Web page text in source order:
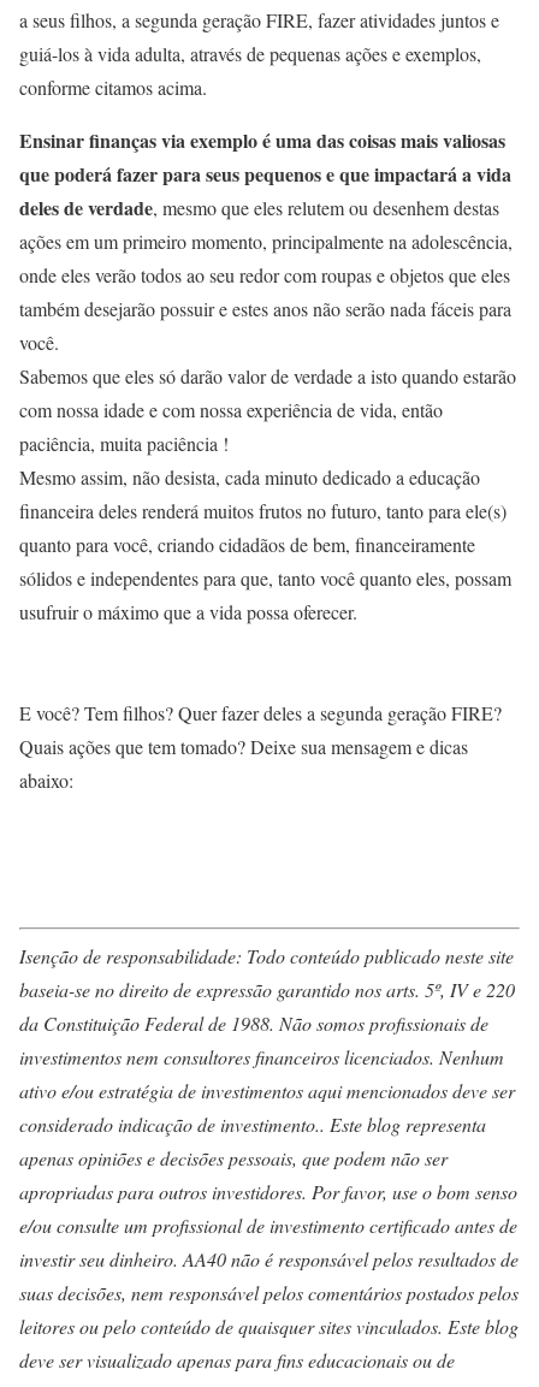
a seus filhos, a segunda geração FIRE, fazer atividades juntos e
guiá-los à vida adulta, através de pequenas ações e exemplos,
conforme citamos acima.
Ensinar finanças via exemplo é uma das coisas mais valiosas
que poderá fazer para seus pequenos e que impactará a vida
deles de verdade, mesmo que eles relutem ou desenhem destas
ações em um primeiro momento, principalmente na adolescência,
onde eles verão todos ao seu redor com roupas e objetos que eles
também desejarão possuir e estes anos não serão nada fáceis para
você.
Sabemos que eles só darão valor de verdade a isto quando estarão
com nossa idade e com nossa experiência de vida, então
paciência, muita paciência !
Mesmo assim, não desista, cada minuto dedicado a educação
financeira deles renderá muitos frutos no futuro, tanto para ele(s)
quanto para você, criando cidadãos de bem, financeiramente
sólidos e independentes para que, tanto você quanto eles, possam
usufruir o máximo que a vida possa oferecer.
E você? Tem filhos? Quer fazer deles a segunda geração FIRE?
Quais ações que tem tomado? Deixe sua mensagem e dicas
abaixo:
Isenção de responsabilidade: Todo conteúdo publicado neste site
baseia-se no direito de expressão garantido nos arts. 5º, IV e 220
da Constituição Federal de 1988. Não somos profissionais de
investimentos nem consultores financeiros licenciados. Nenhum
ativo e/ou estratégia de investimentos aqui mencionados deve ser
considerado indicação de investimento.. Este blog representa
apenas opiniões e decisões pessoais, que podem não ser
apropriadas para outros investidores. Por favor, use o bom senso
e/ou consulte um profissional de investimento certificado antes de
investir seu dinheiro. AA40 não é responsável pelos resultados de
suas decisões, nem responsável pelos comentários postados pelos
leitores ou pelo conteúdo de quaisquer sites vinculados. Este blog
deve ser visualizado apenas para fins educacionais ou de